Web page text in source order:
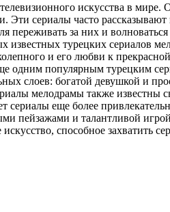
искусства в
сериалы часто
переживать за них и
известных турецких сериалов
и его любви к
одним популярным турецким
слоев: богатой девушкой и
мелодрамы также известны
сериалы еще более
пейзажами и талантливой игрой
способное захватить